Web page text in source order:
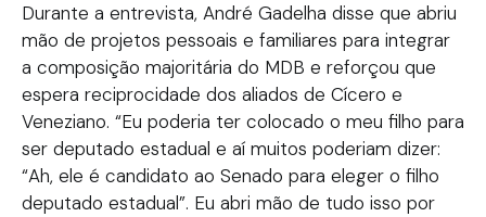
Durante a entrevista, André Gadelha disse que abriu
mão de projetos pessoais e familiares para integrar
a composição majoritária do MDB e reforçou que
espera reciprocidade dos aliados de Cícero e
Veneziano. “Eu poderia ter colocado o meu filho para
ser deputado estadual e aí muitos poderiam dizer:
“Ah, ele é candidato ao Senado para eleger o filho
deputado estadual”. Eu abri mão de tudo isso por